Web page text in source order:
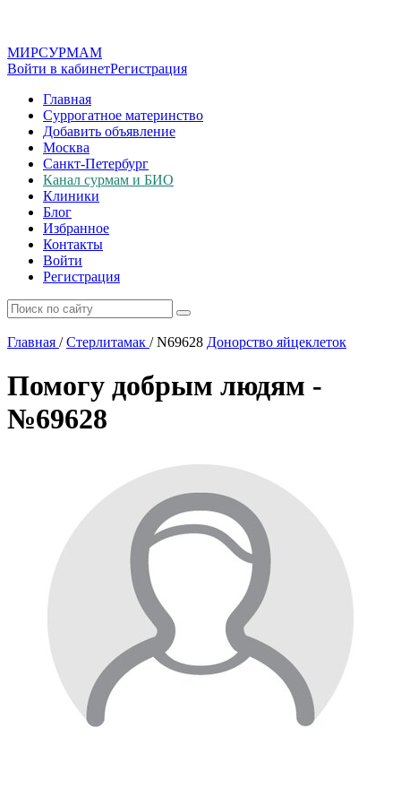
МИРСУРМАМ
Войти в кабинетРегистрация
Главная
Суррогатное материнство
Добавить объявление
Москва
Санкт-Петербург
Канал сурмам и БИО
Клиники
Блог
Избранное
Контакты
Войти
Регистрация
Главная / Стерлитамак /N69628 Донорство яйцеклеток
Помогу добрым людям -
№69628